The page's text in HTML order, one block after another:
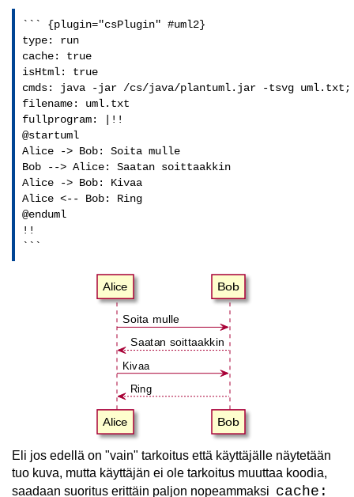
``` {plugin="csPlugin" #uml2}
type: run
cache: true
isHtml: true
cmds: java -jar /cs/java/plantuml.jar -tsvg
filename: uml.txt
fullprogram: |!!
@startuml
Alice -> Bob: Soita mulle
Bob --> Alice: Saatan soittaakkin
Alice -> Bob: Kivaa
Alice <-- Bob: Ring
@enduml
!!
```
Alice
Alice
Bob
Bob
Soita mulle
Saatan soittaakkin
Kivaa
Ring
Eli jos edellä on "vain" tarkoitus että käyttäjälle näytetään
tuo kuva, mutta käyttäjän ei ole tarkoitus muuttaa koodia,
saadaan suoritus erittäin paljon nopeammaksi cache: